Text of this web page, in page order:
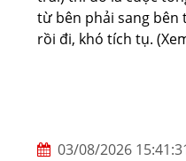
từ bên phải sang bên
rồi đi, khó tích tụ.
03/08/2026